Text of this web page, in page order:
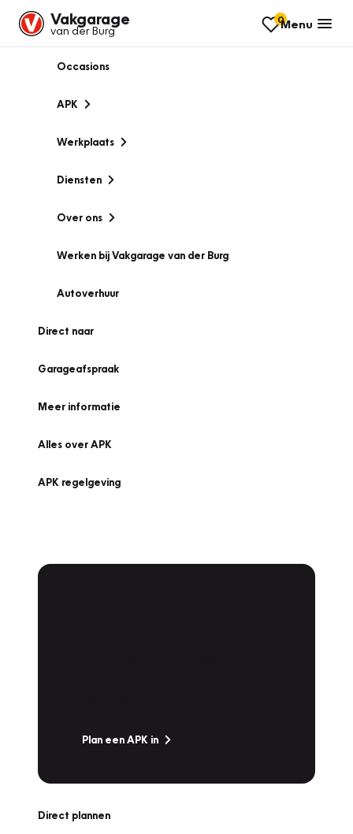
Vakgarage
van der Burg
0Menu
Occasions
APK
Werkplaats
Diensten
Over ons
Werken bij Vakgarage van der Burg
Autoverhuur
Direct naar
Garageafspraak
Meer informatie
Alles over APK
APK regelgeving
Plan een APK in
Direct plannen